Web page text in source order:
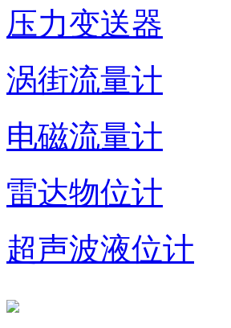
压力变送器
涡街流量计
电磁流量计
雷达物位计
超声波液位计